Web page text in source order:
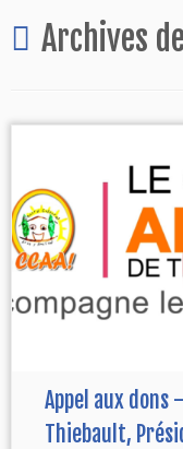
Archives
Appel aux dons
Thiebault,